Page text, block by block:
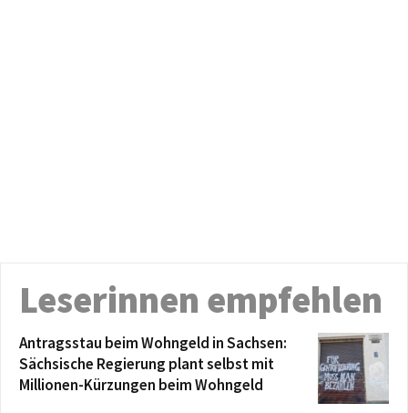
Leserinnen empfehlen
Antragsstau beim Wohngeld in Sachsen:
Sächsische Regierung plant selbst mit
Millionen-Kürzungen beim Wohngeld